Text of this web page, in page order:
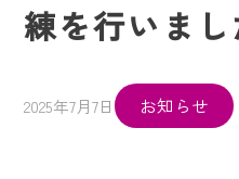
練を行いまし
2025年7月7日 お知らせ